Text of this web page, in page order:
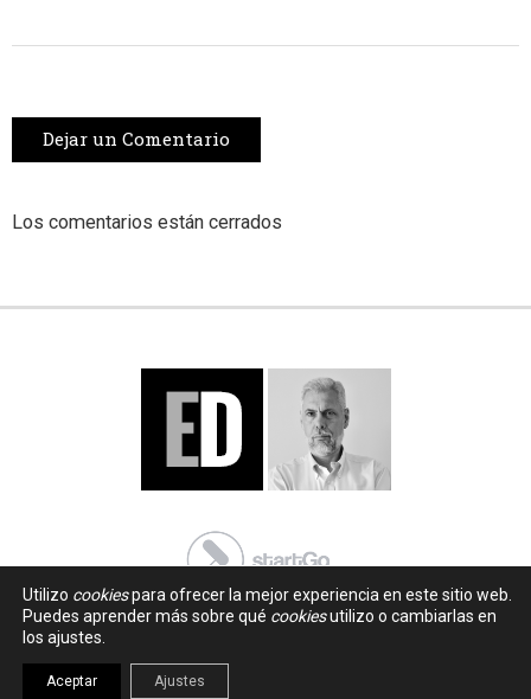
Dejar un Comentario
Los comentarios están cerrados
Utilizo cookiespara ofrecer la mejor experiencia en este sitio web.
Puedes aprender más sobre qué cookiesutilizo o cambiarlas en
los ajustes.
Aceptar Ajustes